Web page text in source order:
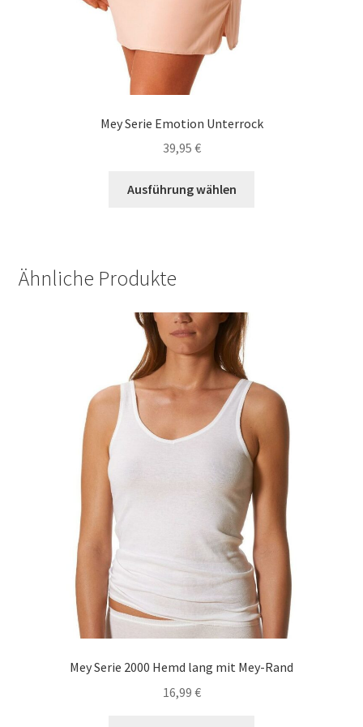
Mey Serie Emotion Unterrock
39,95 €
Ausführung wählen
der
Produktseite
gewählt
werden
Ähnliche Produkte
Mey Serie 2000 Hemd lang mit Mey-Rand
16,99 €